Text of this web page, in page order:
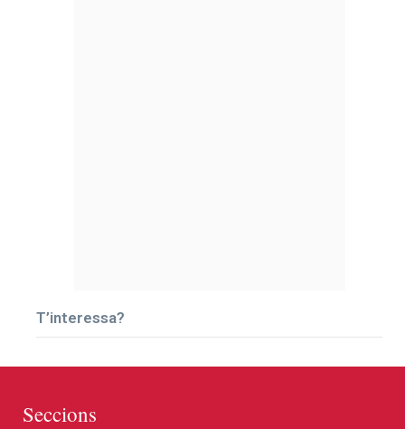
T’interessa?
Seccions